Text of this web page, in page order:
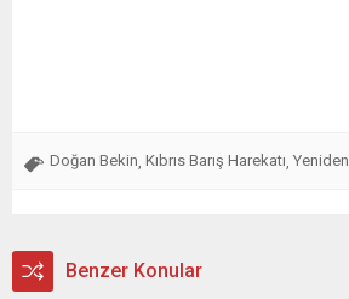
Doğan Bekin Kıbrıs Barış Harekatı
Benzer Konular